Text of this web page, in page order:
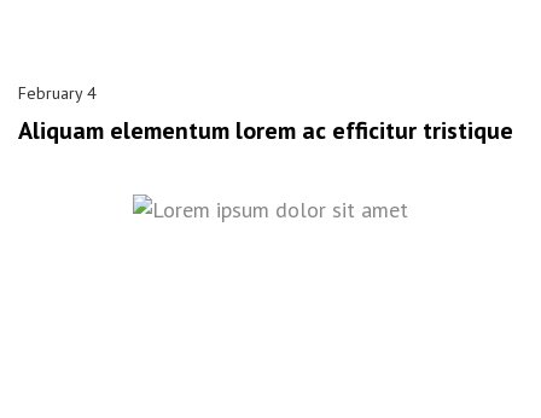
February 4
Aliquam elementum lorem ac efficitur tristique